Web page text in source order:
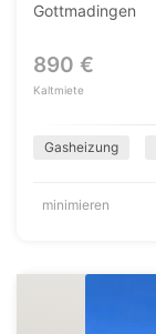
Gottmadingen
890 €
Kaltmiete
Gasheizung
minimieren